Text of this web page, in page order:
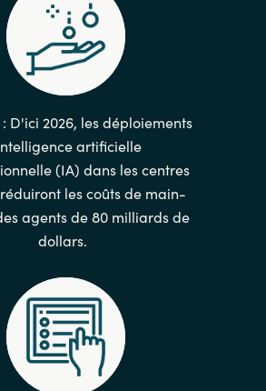
D'ici 2026, les déploiements
artificielle
(IA) dans les centres
les coûts de main-
agents de 80 milliards de
dollars.